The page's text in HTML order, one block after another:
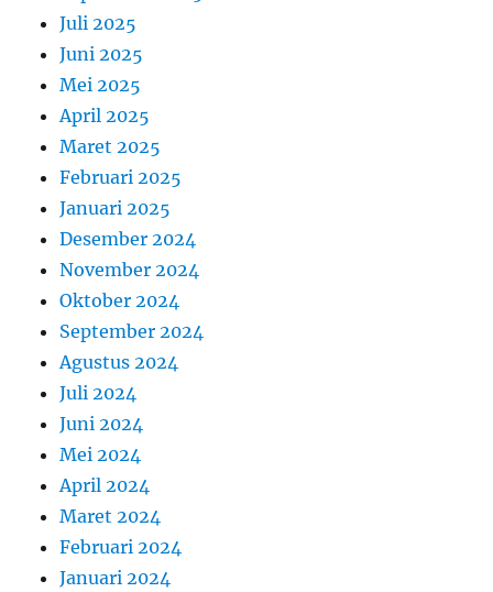
Juli 2025
Juni 2025
Mei 2025
April 2025
Maret 2025
Februari 2025
Januari 2025
Desember 2024
November 2024
Oktober 2024
September 2024
Agustus 2024
Juli 2024
Juni 2024
Mei 2024
April 2024
Maret 2024
Februari 2024
Januari 2024